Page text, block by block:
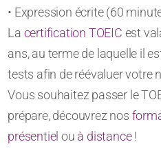
• Expression écrite (60
La certification TOEIC est
ans, au terme de laquelle il
tests afin de réévaluer votre
Vous souhaitez passer le
prépare, découvrez nos
présentiel ou à distance!